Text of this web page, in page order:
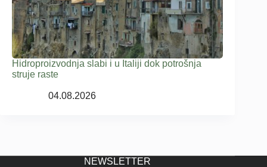
Hidroproizvodnja slabi i u Italiji dok potrošnja
struje raste
04.08.2026
NEWSLETTER